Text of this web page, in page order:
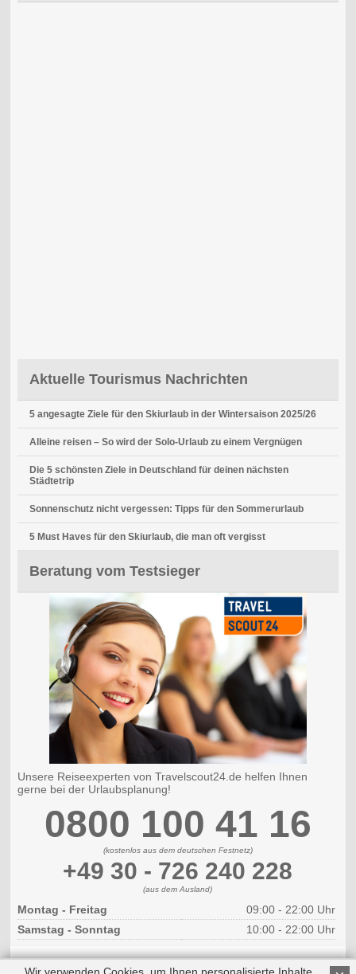
Aktuelle Tourismus Nachrichten
5 angesagte Ziele für den Skiurlaub in der Wintersaison 2025/26
Alleine reisen – So wird der Solo-Urlaub zu einem Vergnügen
Die 5 schönsten Ziele in Deutschland für deinen nächsten
Städtetrip
Sonnenschutz nicht vergessen: Tipps für den Sommerurlaub
5 Must Haves für den Skiurlaub, die man oft vergisst
Beratung vom Testsieger
Unsere Reiseexperten von Travelscout24.de helfen Ihnen
gerne bei der Urlaubsplanung!
0800 100 41 16
(kostenlos aus dem deutschen Festnetz)
+49 30 - 726 240 228
(aus dem Ausland)
Montag - Freitag
09:00 - 22:00 Uhr
Samstag - Sonntag
10:00 - 22:00 Uhr